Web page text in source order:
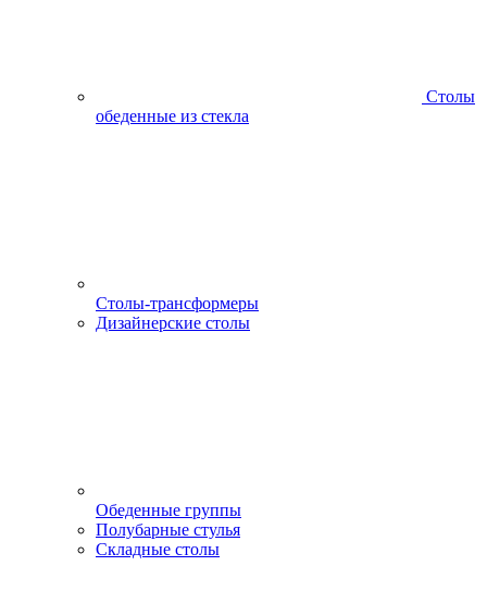
Столы
обеденные из стекла
Столы-трансформеры
Дизайнерские столы
Обеденные группы
Полубарные стулья
Складные столы